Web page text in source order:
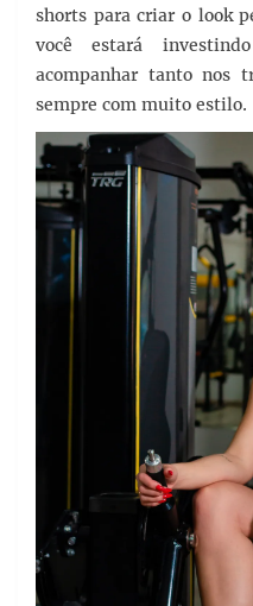
shorts para criar o look
você estará
acompanhar tanto nos
sempre com muito estilo.